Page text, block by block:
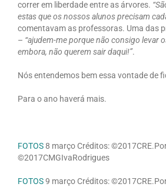
correr em liberdade entre as árvores.
estas que os nossos alunos precisam
comentavam as professoras. Uma das
– “ajudem-me porque não consigo levar
embora, não querem sair daqui!”.
Nós entendemos bem essa vontade de
Para o ano haverá mais.
FOTOS8 março Créditos:
©2017CMGIvaRodrigues
FOTOS9 março Créditos: